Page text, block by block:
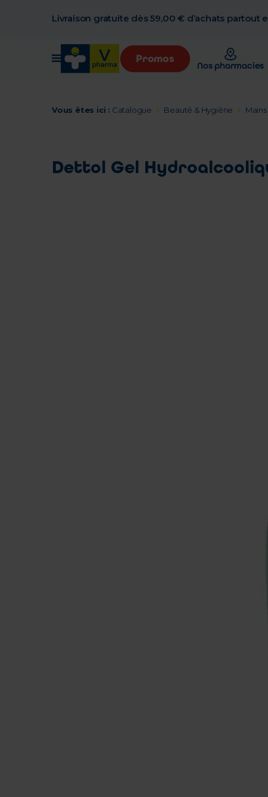
Livraison gratuite dès 59,00 € d’achats partout
Promos
Nos pharmacies
Vous êtes ici : Catalogue Beauté & Hygiène Mains
Dettol Gel